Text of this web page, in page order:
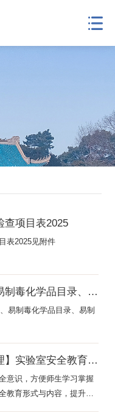
查项目表2025
表2025见附件
危险化学品目录、易制毒化学品目录、易制爆化学品目录
易制毒化学品目录、易制
【安全与实验室管理】实验室安全教育视频之基础安全系列（六）
意识，方便师生学习掌握
教育形式与内容，提升实